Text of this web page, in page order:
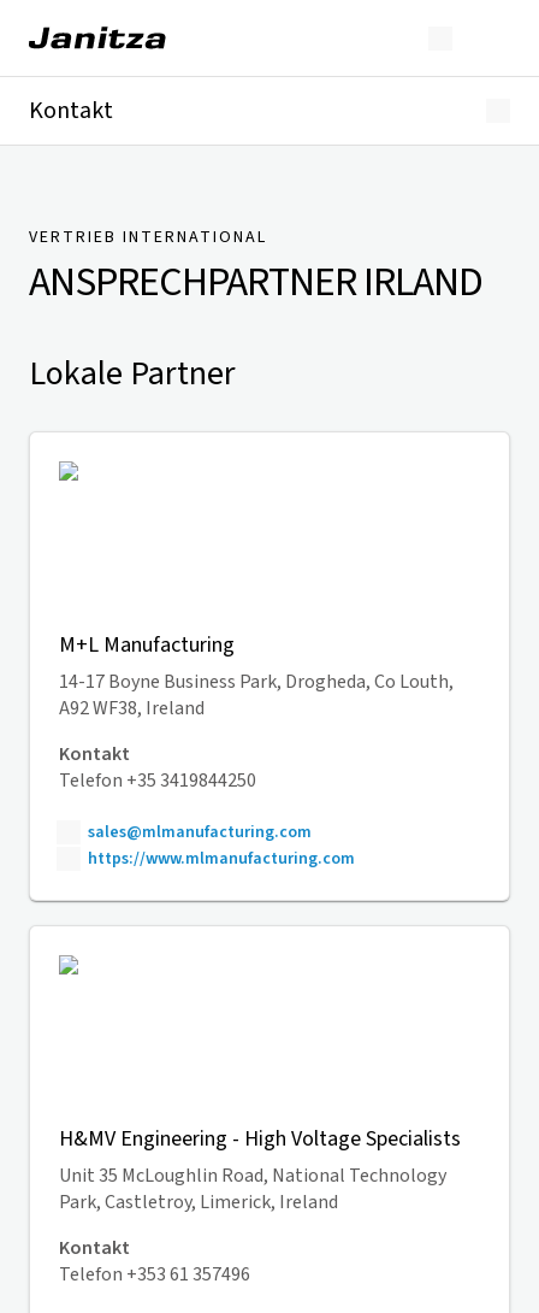
Kontakt
Presse
VERTRIEB INTERNATIONAL
ANSPRECHPARTNERIRLAND
Lokale Partner
M+L Manufacturing
14-17 Boyne Business Park, Drogheda, Co Louth,
A92 WF38, Ireland
Kontakt
Telefon +35 3419844250
sales@mlmanufacturing.com
https://www.mlmanufacturing.com
H&MV Engineering - High Voltage Specialists
Unit 35 McLoughlin Road, National Technology
Park, Castletroy, Limerick, Ireland
Kontakt
Telefon +353 61 357496